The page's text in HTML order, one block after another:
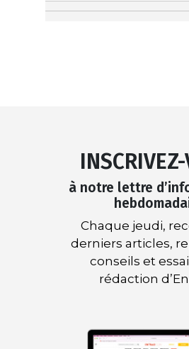
à notre lettre
Chaque jeudi,
derniers articles,
conseils et
rédaction